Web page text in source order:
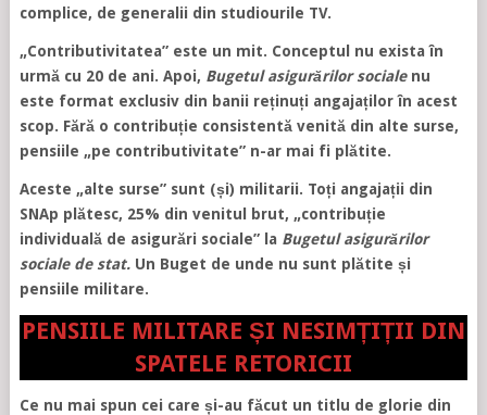
complice, de generalii din studiourile TV.
„Contributivitatea” este un mit. Conceptul nu exista în
urmă cu 20 de ani. Apoi, Bugetul asigurărilor socialenu
este format exclusiv din banii reținuți angajaților în acest
scop. Fără o contribuție consistentă venită din alte surse,
pensiile „pe contributivitate” n-ar mai fi plătite.
Aceste „alte surse” sunt (și) militarii. Toți angajații din
SNAp plătesc, 25% din venitul brut, „contribuție
individuală de asigurări sociale” la Bugetul asigurărilor
sociale de stat. Un Buget de unde nu sunt plătite și
pensiile militare.
PENSIILE MILITARE ȘI NESIMȚIȚII DIN
SPATELE RETORICII
Ce nu mai spun cei care și-au făcut un titlu de glorie din